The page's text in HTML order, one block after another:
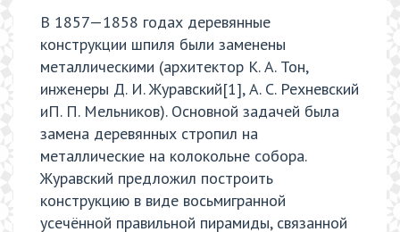
В 1857—1858 годах деревянные
конструкции шпиля были заменены
металлическими (архитектор К. А. Тон,
инженеры Д. И. Журавский[1], А. С. Рехневский
иП. П. Мельников). Основной задачей была
замена деревянных стропил на
металлические на колокольне собора.
Журавский предложил построить
конструкцию в виде восьмигранной
усечённой правильной пирамиды, связанной